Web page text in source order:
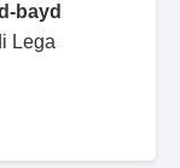
bayd
Lega